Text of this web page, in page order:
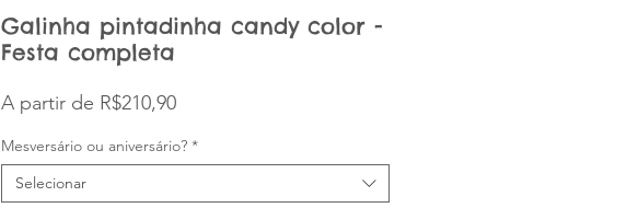
Galinha pintadinha candy color -
Festa completa
A partir de R$210,90Preço promocional
Mesversário ou aniversário? *
Selecionar